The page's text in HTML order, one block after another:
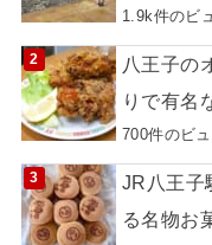
1.9k件のビ
八王子の
りで有名
700件のビ
JR八王子
る名物お